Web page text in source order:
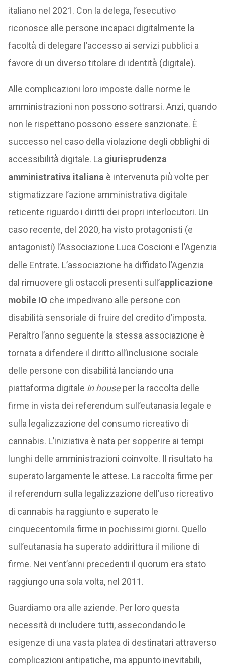
italiano nel 2021. Con la delega, l’esecutivo
riconosce alle persone incapaci digitalmente la
facoltà̀ di delegare l’accesso ai servizi pubblici a
favore di un diverso titolare di identità̀ (digitale).
Alle complicazioni loro imposte dalle norme le
amministrazioni non possono sottrarsi. Anzi, quando
non le rispettano possono essere sanzionate. È
successo nel caso della violazione degli obblighi di
accessibilità̀ digitale. La giurisprudenza
amministrativa italiana è intervenuta più̀ volte per
stigmatizzare l’azione amministrativa digitale
reticente riguardo i diritti dei propri interlocutori. Un
caso recente, del 2020, ha visto protagonisti (e
antagonisti) l’Associazione Luca Coscioni e l’Agenzia
delle Entrate. L’associazione ha diffidato l’Agenzia
dal rimuovere gli ostacoli presenti sull’applicazione
mobile IO che impedivano alle persone con
disabilità sensoriale di fruire del credito d’imposta.
Peraltro l’anno seguente la stessa associazione è
tornata a difendere il diritto all’inclusione sociale
delle persone con disabilità lanciando una
piattaforma digitale in houseper la raccolta delle
firme in vista dei referendum sull’eutanasia legale e
sulla legalizzazione del consumo ricreativo di
cannabis. L’iniziativa è nata per sopperire ai tempi
lunghi delle amministrazioni coinvolte. Il risultato ha
superato largamente le attese. La raccolta firme per
il referendum sulla legalizzazione dell’uso ricreativo
di cannabis ha raggiunto e superato le
cinquecentomila firme in pochissimi giorni. Quello
sull’eutanasia ha superato addirittura il milione di
firme. Nei vent’anni precedenti il quorum era stato
raggiungo una sola volta, nel 2011.
Guardiamo ora alle aziende. Per loro questa
necessità di includere tutti, assecondando le
esigenze di una vasta platea di destinatari attraverso
complicazioni antipatiche, ma appunto inevitabili,